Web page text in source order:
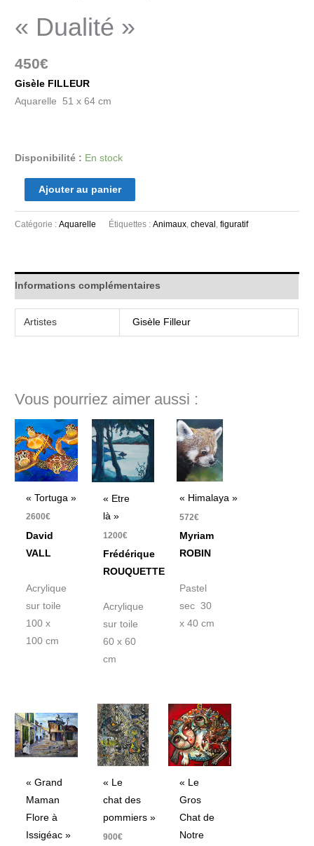
« Dualité »
450€
Gisèle FILLEUR
Aquarelle 51 x 64 cm
Disponibilité : En stock
Ajouter au panier
Catégorie :Aquarelle Étiquettes :Animaux,cheval ,figuratif
Informations complémentaires
Artistes Gisèle Filleur
Vous pourriez aimer aussi :
« Tortuga »
2600€
David
VALL
Acrylique
sur toile
100 x
100 cm
« Etre
là »
1200€
Frédérique
ROUQUETTE
Acrylique
sur toile
60 x 60
cm
« Himalaya »
572€
Myriam
ROBIN
Pastel
sec 30
x 40 cm
« Grand
Maman
Flore à
Issigéac »
« Le
chat des
pommiers »
900€
« Le
Gros
Chat de
Notre